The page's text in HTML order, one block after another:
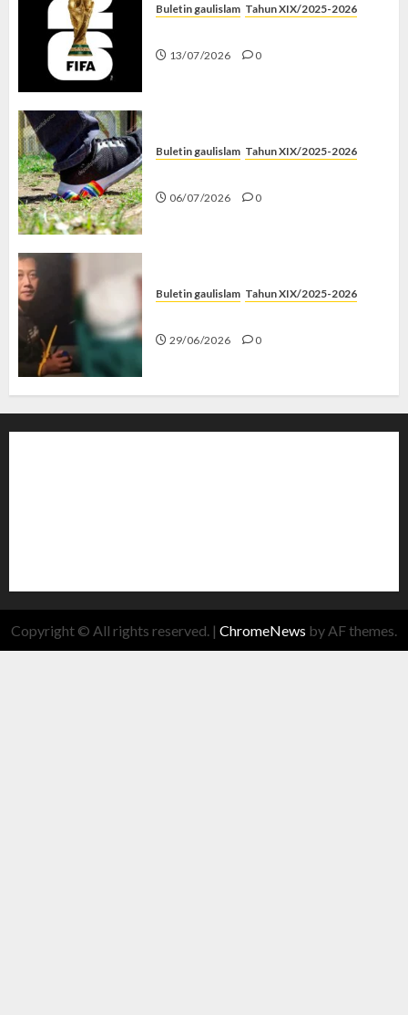
Buletin gaulislam Tahun XIX/2025-2026
13/07/2026 0
Buletin gaulislam Tahun XIX/2025-2026
06/07/2026 0
Buletin gaulislam Tahun XIX/2025-2026
29/06/2026 0
Copyright © All rights reserved. | ChromeNews by AF themes.